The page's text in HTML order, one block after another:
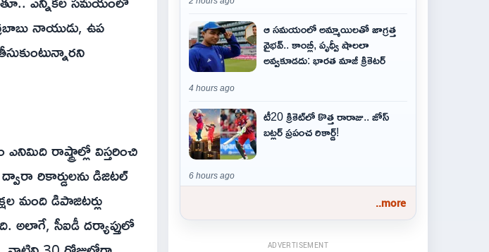
నాయుడు, ఉప
ఎనిమిది రాష్ట్రాల్లో విస్తరించి
రికార్డులను డిజిటల్
మంది డిపాజిటర్లు
అలాగే, సీఐడీ దర్యాప్తులో
ఆ స‌మ‌యంలో అమ్మాయిల‌తో జాగ్ర‌త్త‌
వైభ‌వ్‌.. కాంబ్లీ, పృథ్వీ షాలలా
అవ్వ‌కూడ‌దు: భార‌త మాజీ క్రికెట‌ర్‌
4 hours ago
టీ20 క్రికెట్‌లో కొత్త రారాజు.. జోస్
బట్లర్ ప్ర‌పంచ రికార్డ్‌!
6 hours ago
..more
ADVERTISEMENT